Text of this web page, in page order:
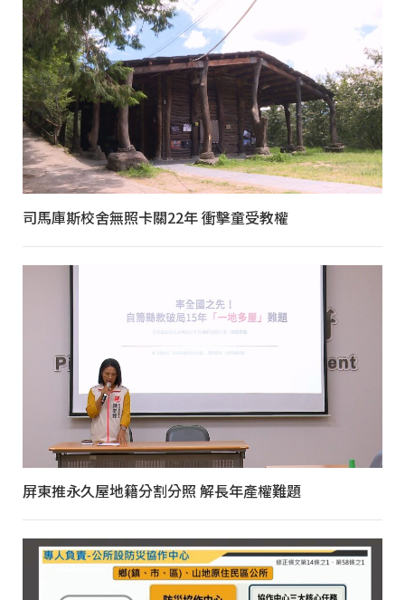
司馬庫斯校舍無照卡關22年 衝擊童受教權
屏東推永久屋地籍分割分照 解長年產權難題